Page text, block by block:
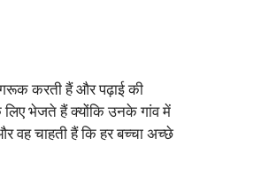
करती हैं और पढ़ाई की
भेजते हैं क्योंकि उनके गांव में
वह चाहती हैं कि हर बच्चा अच्छे